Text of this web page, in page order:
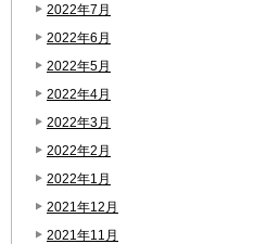
2022年7月
2022年6月
2022年5月
2022年4月
2022年3月
2022年2月
2022年1月
2021年12月
2021年11月